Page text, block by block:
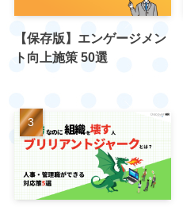
【保存版】エンゲージメン
ト向上施策 50選